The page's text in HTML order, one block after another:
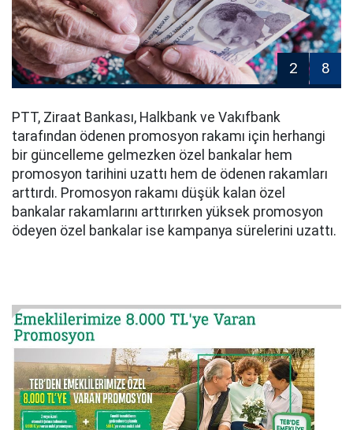
2 8
PTT, Ziraat Bankası, Halkbank ve Vakıfbank
tarafından ödenen promosyon rakamı için herhangi
bir güncelleme gelmezken özel bankalar hem
promosyon tarihini uzattı hem de ödenen rakamları
arttırdı. Promosyon rakamı düşük kalan özel
bankalar rakamlarını arttırırken yüksek promosyon
ödeyen özel bankalar ise kampanya sürelerini uzattı.